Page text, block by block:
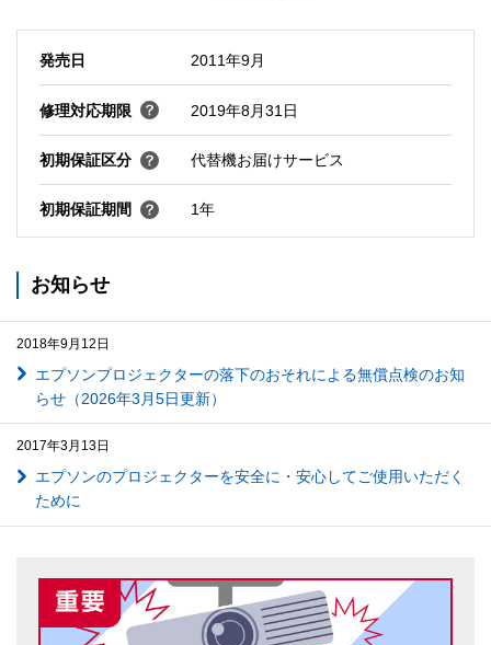
発売日 2011年9月
修理対応期限 2019年8月31日
初期保証区分 代替機お届けサービス
初期保証期間 1年
お知らせ
2018年9月12日
エプソンプロジェクターの落下のおそれによる無償点検のお知
らせ（2026年3月5日更新）
2017年3月13日
エプソンのプロジェクターを安全に・安心してご使用いただく
ために